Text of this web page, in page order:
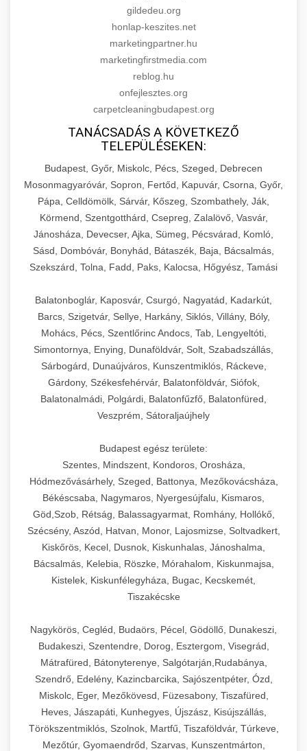
gildedeu.org
honlap-keszites.net
marketingpartner.hu
marketingfirstmedia.com
reblog.hu
onfejlesztes.org
carpetcleaningbudapest.org
TANÁCSADÁS A KÖVETKEZŐ
TELEPÜLÉSEKEN:
Budapest, Győr, Miskolc, Pécs, Szeged, Debrecen
Mosonmagyaróvár, Sopron, Fertőd, Kapuvár, Csorna, Győr,
Pápa, Celldömölk, Sárvár, Kőszeg, Szombathely, Ják,
Körmend, Szentgotthárd, Csepreg, Zalalövő, Vasvár,
Jánosháza, Devecser, Ajka, Sümeg, Pécsvárad, Komló,
Sásd, Dombóvár, Bonyhád, Bátaszék, Baja, Bácsalmás,
Szekszárd, Tolna, Fadd, Paks, Kalocsa, Hőgyész, Tamási
Balatonboglár, Kaposvár, Csurgó, Nagyatád, Kadarkút,
Barcs, Szigetvár, Sellye, Harkány, Siklós, Villány, Bóly,
Mohács, Pécs, Szentlőrinc Andocs, Tab, Lengyeltóti,
Simontornya, Enying, Dunaföldvár, Solt, Szabadszállás,
Sárbogárd, Dunaújváros, Kunszentmiklós, Ráckeve,
Gárdony, Székesfehérvár, Balatonföldvár, Siófok,
Balatonalmádi, Polgárdi, Balatonfűzfő, Balatonfüred,
Veszprém, Sátoraljaújhely
Budapest egész területe:
Szentes, Mindszent, Kondoros, Orosháza,
Hódmezővásárhely, Szeged, Battonya, Mezőkovácsháza,
Békéscsaba, Nagymaros, Nyergesújfalu, Kismaros,
Göd,Szob, Rétság, Balassagyarmat, Romhány, Hollókő,
Szécsény, Aszód, Hatvan, Monor, Lajosmizse, Soltvadkert,
Kiskőrös, Kecel, Dusnok, Kiskunhalas, Jánoshalma,
Bácsalmás, Kelebia, Röszke, Mórahalom, Kiskunmajsa,
Kistelek, Kiskunfélegyháza, Bugac, Kecskemét,
Tiszakécske
Nagykörös, Cegléd, Budaörs, Pécel, Gödöllő, Dunakeszi,
Budakeszi, Szentendre, Dorog, Esztergom, Visegrád,
Mátrafüred, Bátonyterenye, Salgótarján,Rudabánya,
Szendrő, Edelény, Kazincbarcika, Sajószentpéter, Ózd,
Miskolc, Eger, Mezőkövesd, Füzesabony, Tiszafüred,
Heves, Jászapáti, Kunhegyes, Újszász, Kisújszállás,
Törökszentmiklós, Szolnok, Martfű, Tiszaföldvár, Túrkeve,
Mezőtúr, Gyomaendrőd, Szarvas, Kunszentmárton,